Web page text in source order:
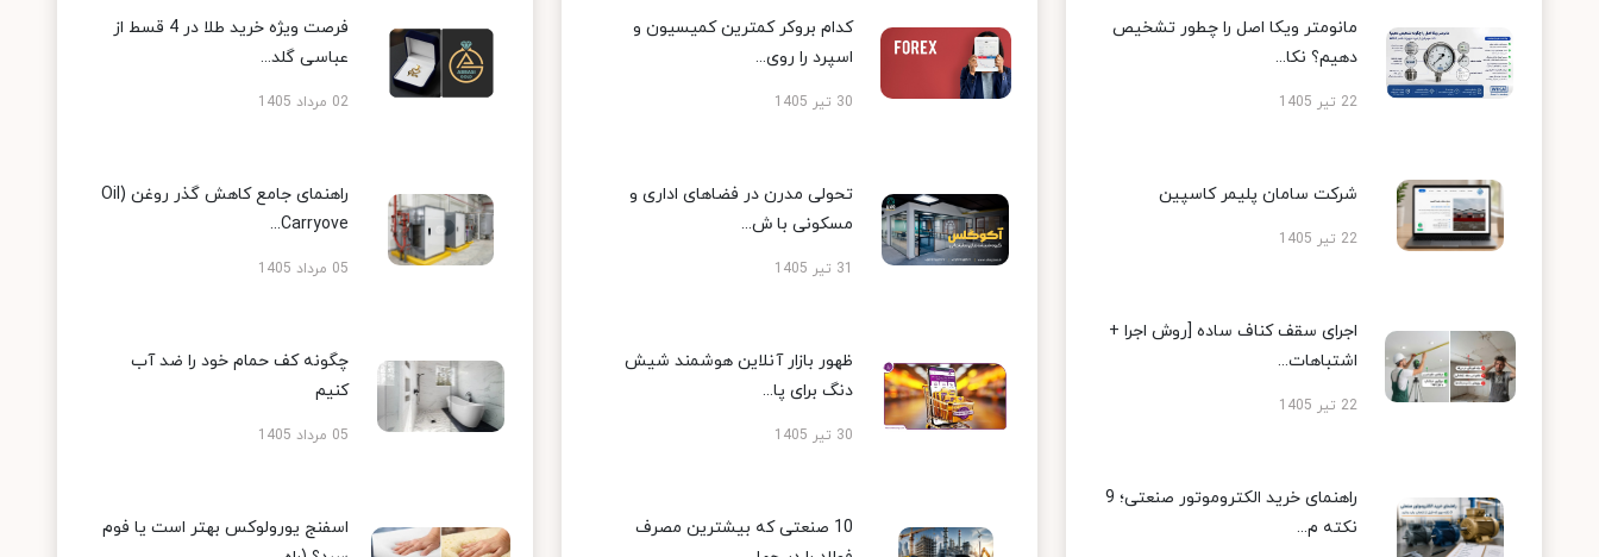
مانومتر ویکا اصل را چطور تشخیص
دهیم؟ نکا...
22 تیر 1405
شرکت سامان پلیمر کاسپین
22 تیر 1405
اجرای سقف کناف ساده [روش اجرا +
اشتباهات...
22 تیر 1405
راهنمای خرید الکتروموتور صنعتی؛ 9
نکته م...
کدام بروکر کمترین کمیسیون و
اسپرد را روی...
30 تیر 1405
تحولی مدرن در فضاهای اداری و
مسکونی با ش...
31 تیر 1405
ظهور بازار آنلاین هوشمند شیش
دنگ برای پا...
30 تیر 1405
10 صنعتی که بیشترین مصرف
فرصت ویژه خرید طلا در 4 قسط از
عباسی گلد...
02 مرداد 1405
راهنمای جامع کاهش گذر روغن (Oil
Carryove...
05 مرداد 1405
چگونه کف حمام خود را ضد آب
کنیم
05 مرداد 1405
اسفنج یورولوکس بهتر است یا فوم